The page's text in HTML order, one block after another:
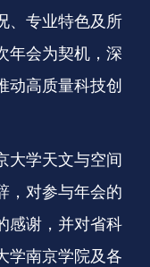
、专业特色及所
年会为契机，深
动高质量科技创
大学天文与空间
，对参与年会的
感谢，并对省科
学南京学院及各